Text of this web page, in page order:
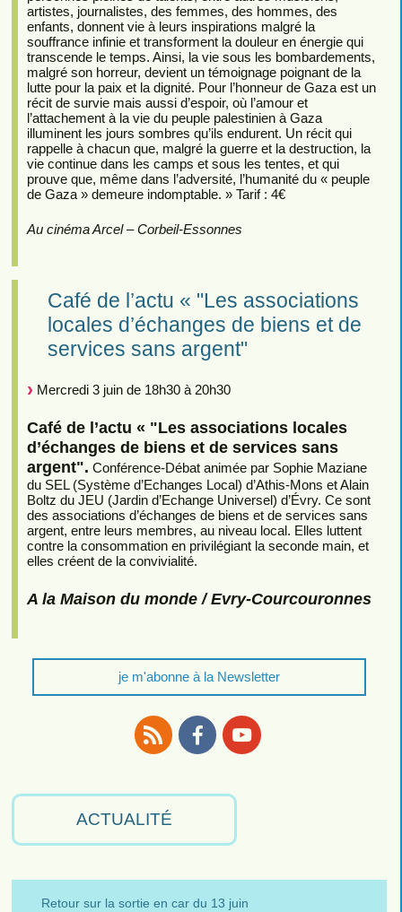
artistes, journalistes, des femmes, des hommes, des
enfants, donnent vie à leurs inspirations malgré la
souffrance infinie et transforment la douleur en énergie qui
transcende le temps. Ainsi, la vie sous les bombardements,
malgré son horreur, devient un témoignage poignant de la
lutte pour la paix et la dignité. Pour l’honneur de Gaza est un
récit de survie mais aussi d’espoir, où l’amour et
l’attachement à la vie du peuple palestinien à Gaza
illuminent les jours sombres qu’ils endurent. Un récit qui
rappelle à chacun que, malgré la guerre et la destruction, la
vie continue dans les camps et sous les tentes, et qui
prouve que, même dans l’adversité, l’humanité du « peuple
de Gaza » demeure indomptable. » Tarif : 4€
Au cinéma Arcel – Corbeil-Essonnes
Café de l’actu « "Les associations
locales d’échanges de biens et de
services sans argent"
Mercredi 3 juin de 18h30 à 20h30
Café de l’actu « "Les associations locales
d’échanges de biens et de services sans
argent". Conférence-Débat animée par Sophie Maziane
du SEL (Système d’Echanges Local) d’Athis-Mons et Alain
Boltz du JEU (Jardin d’Echange Universel) d’Évry. Ce sont
des associations d’échanges de biens et de services sans
argent, entre leurs membres, au niveau local. Elles luttent
contre la consommation en privilégiant la seconde main, et
elles créent de la convivialité.
A la Maison du monde / Evry-Courcouronnes
je m'abonne à la Newsletter
ACTUALITÉ
Retour sur la sortie en car du 13 juin